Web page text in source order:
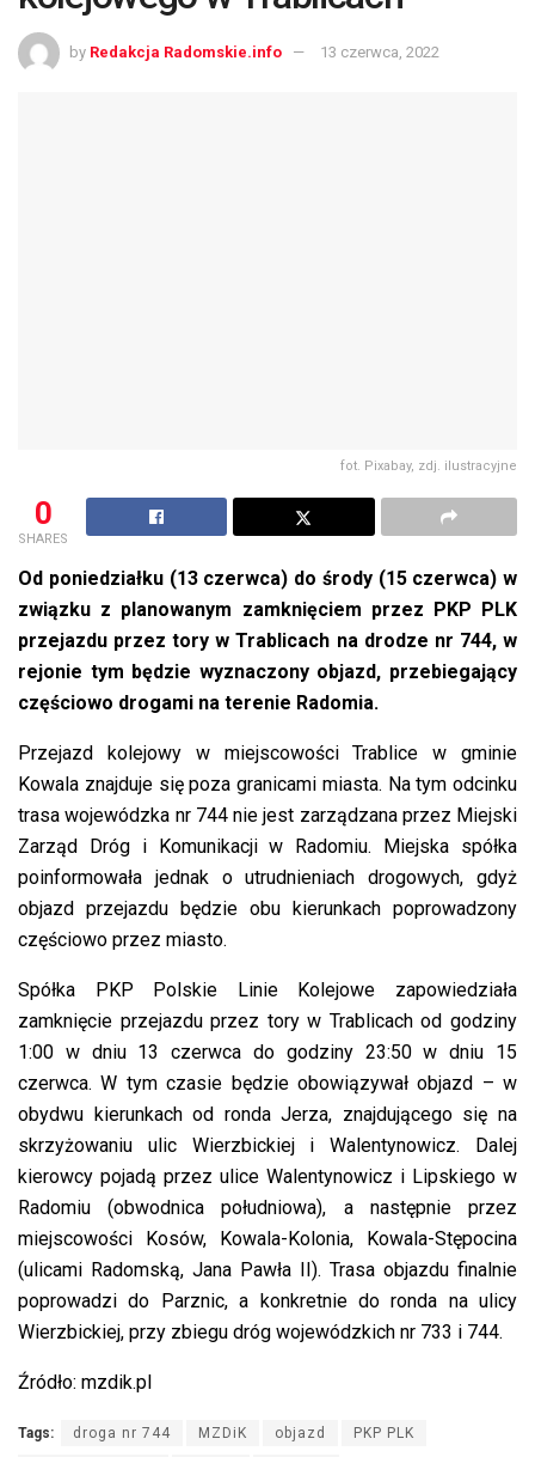
by Redakcja Radomskie.info 13 czerwca, 2022
fot. Pixabay, zdj. ilustracyjne
0
SHARES
Od poniedziałku (13 czerwca) do środy (15 czerwca) w
związku z planowanym zamknięciem przez PKP PLK
przejazdu przez tory w Trablicach na drodze nr 744, w
rejonie tym będzie wyznaczony objazd, przebiegający
częściowo drogami na terenie Radomia.
Przejazd kolejowy w miejscowości Trablice w gminie
Kowala znajduje się poza granicami miasta. Na tym odcinku
trasa wojewódzka nr 744 nie jest zarządzana przez Miejski
Zarząd Dróg i Komunikacji w Radomiu. Miejska spółka
poinformowała jednak o utrudnieniach drogowych, gdyż
objazd przejazdu będzie obu kierunkach poprowadzony
częściowo przez miasto.
Spółka PKP Polskie Linie Kolejowe zapowiedziała
zamknięcie przejazdu przez tory w Trablicach od godziny
1:00 w dniu 13 czerwca do godziny 23:50 w dniu 15
czerwca. W tym czasie będzie obowiązywał objazd – w
obydwu kierunkach od ronda Jerza, znajdującego się na
skrzyżowaniu ulic Wierzbickiej i Walentynowicz. Dalej
kierowcy pojadą przez ulice Walentynowicz i Lipskiego w
Radomiu (obwodnica południowa), a następnie przez
miejscowości Kosów, Kowala-Kolonia, Kowala-Stępocina
(ulicami Radomską, Jana Pawła II). Trasa objazdu finalnie
poprowadzi do Parznic, a konkretnie do ronda na ulicy
Wierzbickiej, przy zbiegu dróg wojewódzkich nr 733 i 744.
Źródło: mzdik.pl
Tags: droga nr 744 MZDiK objazd PKP PLK